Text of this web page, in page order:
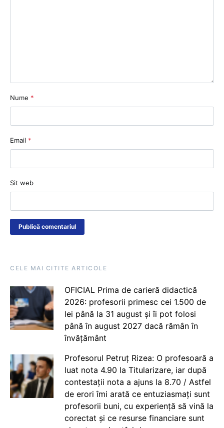
Nume *
Email *
Sit web
CELE MAI CITITE ARTICOLE
OFICIAL Prima de carieră didactică
2026: profesorii primesc cei 1.500 de
lei până la 31 august și îi pot folosi
până în august 2027 dacă rămân în
învățământ
Profesorul Petruț Rizea: O profesoară a
luat nota 4.90 la Titularizare, iar după
contestații nota a ajuns la 8.70 / Astfel
de erori îmi arată ce entuziasmați sunt
profesorii buni, cu experiență să vină la
corectat și ce resurse financiare sunt